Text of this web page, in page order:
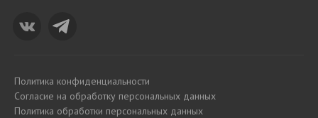
Политика конфиденциальности
Согласие на обработку персональных данных
Политика обработки персональных данных